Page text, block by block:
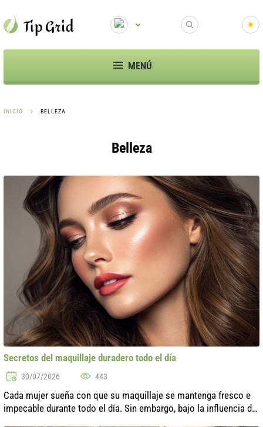
MENÚ
INICIO BELLEZA
Belleza
Secretos del maquillaje duradero todo el día
30/07/2026 443
Cada mujer sueña con que su maquillaje se mantenga fresco e
impecable durante todo el día. Sin embargo, bajo la influencia de